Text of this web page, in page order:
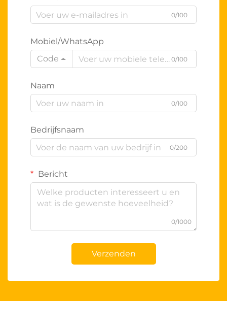
0/100
Mobiel/WhatsApp
Code
0/100
Naam
0/100
Bedrijfsnaam
0/200
Bericht
0/1000
Verzenden